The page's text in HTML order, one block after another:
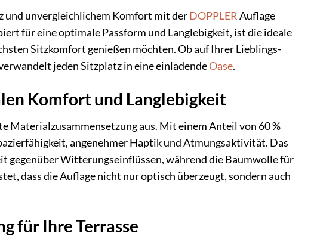
und unvergleichlichem Komfort mit derDOPPLERAuflage
für eine optimale Passform und Langlebigkeit, ist die ideale
Sitzkomfort genießen möchten. Ob auf Ihrer Lieblings-
jeden Sitzplatz in eine einladendeOase.
Komfort und Langlebigkeit
Materialzusammensetzung aus. Mit einem Anteil von 60 %
angenehmer Haptik und Atmungsaktivität. Das
gegenüber Witterungseinflüssen, während die Baumwolle für
dass die Auflage nicht nur optisch überzeugt, sondern auch
für Ihre Terrasse